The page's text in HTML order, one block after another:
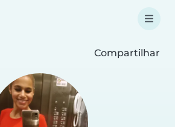
Compartilhar